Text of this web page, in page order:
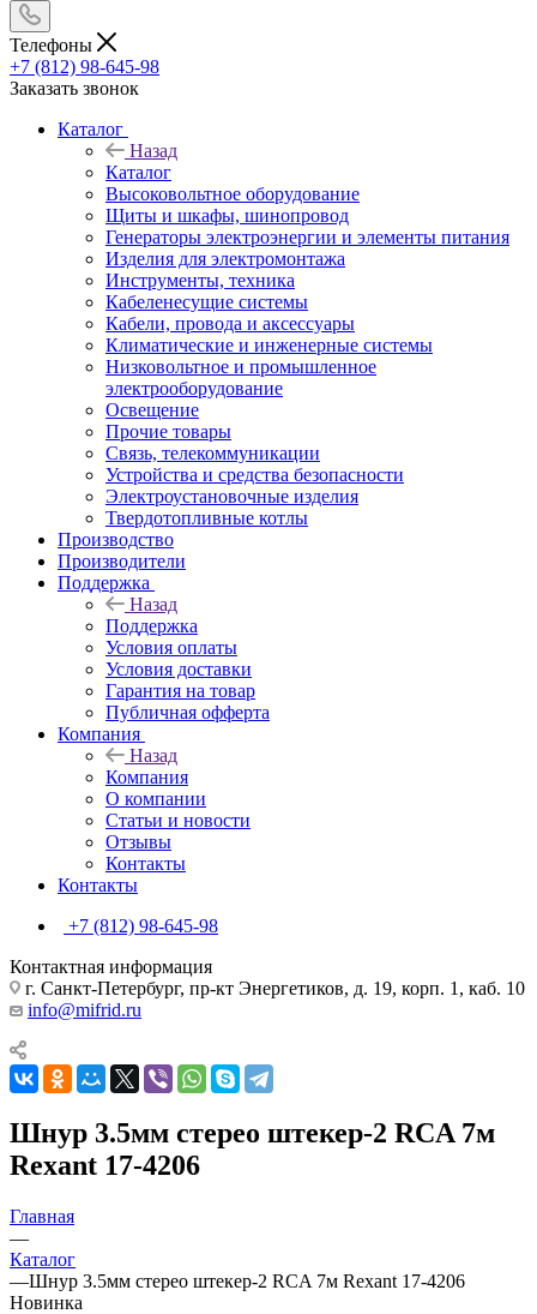
Телефоны
+7 (812) 98-645-98
Заказать звонок
Каталог
Назад
Каталог
Высоковольтное оборудование
Щиты и шкафы, шинопровод
Генераторы электроэнергии и элементы питания
Изделия для электромонтажа
Инструменты, техника
Кабеленесущие системы
Кабели, провода и аксессуары
Климатические и инженерные системы
Низковольтное и промышленное
электрооборудование
Освещение
Прочие товары
Связь, телекоммуникации
Устройства и средства безопасности
Электроустановочные изделия
Твердотопливные котлы
Производство
Производители
Поддержка
Назад
Поддержка
Условия оплаты
Условия доставки
Гарантия на товар
Публичная офферта
Компания
Назад
Компания
О компании
Статьи и новости
Отзывы
Контакты
Контакты
+7 (812) 98-645-98
Контактная информация
г. Санкт-Петербург, пр-кт Энергетиков, д. 19, корп. 1, каб. 10
info@mifrid.ru
Шнур 3.5мм стерео штекер-2 RCA 7м
Rexant 17-4206
Главная
—
Каталог
—Шнур 3.5мм стерео штекер-2 RCA 7м Rexant 17-4206
Новинка